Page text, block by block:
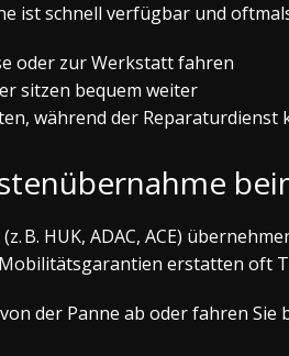
ist schnell verfügbar und
oder zur Werkstatt fahren
sitzen bequem weiter
während der Reparaturdienst
(z. B. HUK, ADAC, ACE)
erstatten oft
der Panne ab oder fahren